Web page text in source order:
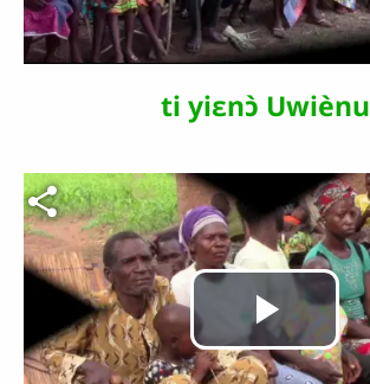
la
vidéo
ti yiɛnɔ̀ Uwiènu
Fichier vidéo
Lire